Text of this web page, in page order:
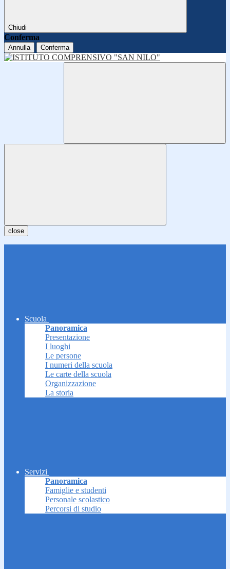
Chiudi
Conferma
Annulla Conferma
close
Scuola
Panoramica
Presentazione
I luoghi
Le persone
I numeri della scuola
Le carte della scuola
Organizzazione
La storia
Servizi
Panoramica
Famiglie e studenti
Personale scolastico
Percorsi di studio